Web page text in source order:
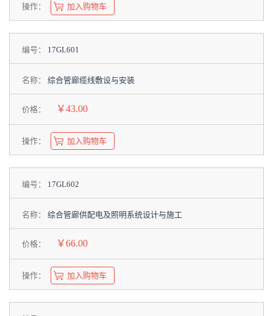
操作： 加入购物车
编号： 17GL601
名称： 综合管廊缆线敷设与安装
价格： ￥43.00
操作： 加入购物车
编号： 17GL602
名称： 综合管廊供配电及照明系统设计与施工
价格： ￥66.00
操作： 加入购物车